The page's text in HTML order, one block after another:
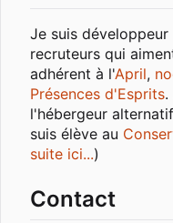
Je suis développeur
recruteurs qui
adhérent à l'April,
Présences d'Esprits.
l'hébergeur
suis élève au
suite ici...)
Contact